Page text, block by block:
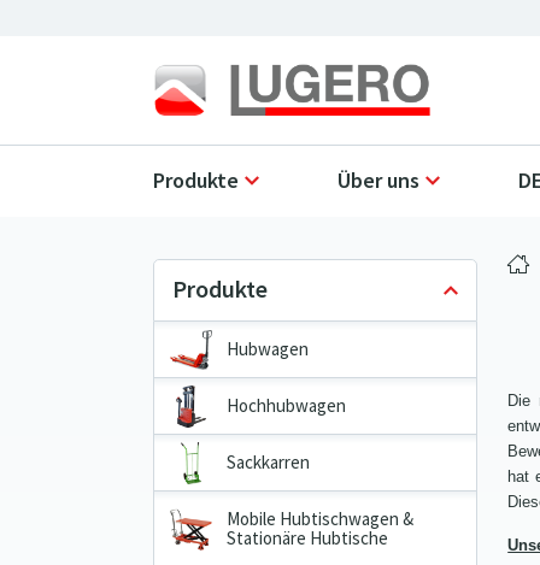
Produkte Über uns
Hubwagen
Hochhubwagen
Sackkarren
Mobile Hubtischwagen &
Stationäre Hubtische
Die
hat